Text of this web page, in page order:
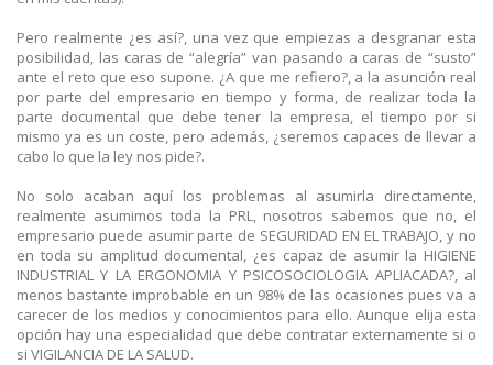
Pero realmente ¿es así?, una vez que empiezas a desgranar esta
posibilidad, las caras de “alegría” van pasando a caras de “susto”
ante el reto que eso supone. ¿A que me refiero?, a la asunción real
por parte del empresario en tiempo y forma, de realizar toda la
parte documental que debe tener la empresa, el tiempo por si
mismo ya es un coste, pero además, ¿seremos capaces de llevar a
cabo lo que la ley nos pide?.
No solo acaban aquí los problemas al asumirla directamente,
realmente asumimos toda la PRL, nosotros sabemos que no, el
empresario puede asumir parte de SEGURIDAD EN EL TRABAJO, y no
en toda su amplitud documental, ¿es capaz de asumir la HIGIENE
INDUSTRIAL Y LA ERGONOMIA Y PSICOSOCIOLOGIA APLIACADA?, al
menos bastante improbable en un 98% de las ocasiones pues va a
carecer de los medios y conocimientos para ello. Aunque elija esta
opción hay una especialidad que debe contratar externamente si o
si VIGILANCIA DE LA SALUD.